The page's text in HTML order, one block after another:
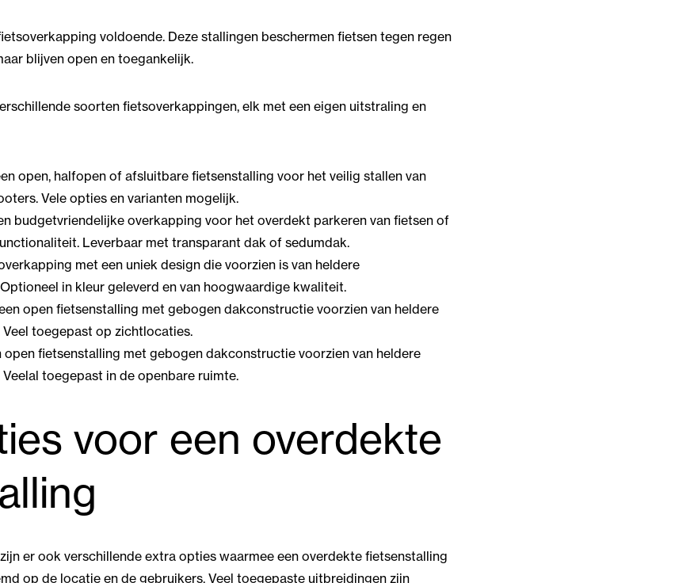
voldoende. Deze stallingen beschermen fietsen tegen regen
blijven open en toegankelijk.
soorten fietsoverkappingen, elk met een eigen uitstraling en
open, halfopen of afsluitbare fietsenstalling voor het veilig stallen van
Vele opties en varianten mogelijk.
budgetvriendelijke overkapping voor het overdekt parkeren van fietsen of
Leverbaar met transparant dak of sedumdak.
met een uniek design die voorzien is van heldere
in kleur geleverd en van hoogwaardige kwaliteit.
open fietsenstalling met gebogen dakconstructie voorzien van heldere
toegepast op zichtlocaties.
open fietsenstalling met gebogen dakconstructie voorzien van heldere
toegepast in de openbare ruimte.
voor een overdekte
er ook verschillende extra opties waarmee een overdekte fietsenstalling
op de locatie en de gebruikers. Veel toegepaste uitbreidingen zijn